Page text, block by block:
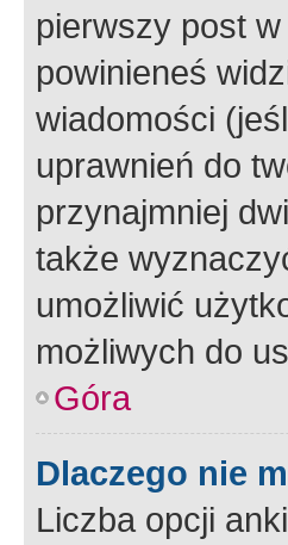
pierwszy post
powinieneś
wiadomości
uprawnień do
przynajmniej
także
umożliwić
możliwych do
Góra
Dlaczego nie
Liczba opcji